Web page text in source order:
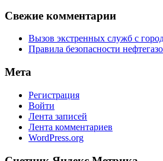
Свежие комментарии
Вызов экстренных служб с
Правила безопасности
Мета
Регистрация
Войти
Лента записей
Лента комментариев
WordPress.org